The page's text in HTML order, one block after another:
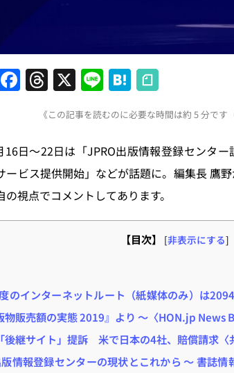
F
e
b
o
o
T
re
a
d
s
X Li
n
e
H
at
e
n
a
《この記事を読むのに必要な時間は約 5 分です
日～22日は「JPRO出版情報登録センタ
ービス提供開始」などが話題に。編集長 鷹
の視点でコメントしてあります。
【目次】 [非表示にする]
のインターネットルート（紙媒体のみ）は
物販売額の実態 2019』より ～〈HON.jp News
後継サイト」提訴 米で日本の4社、賠償請求〈
情報登録センターの現状とこれから ～ 書誌